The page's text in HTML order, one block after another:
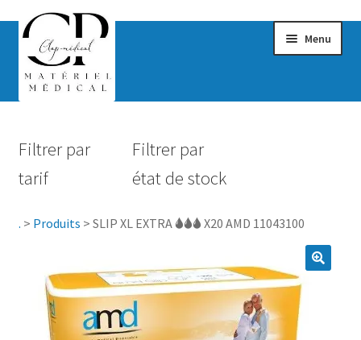
Menu
Hygiène
Maternité
Accessoires Salle de bain
Filtrer par
tarif
Filtrer par
état de stock
. > Produits > SLIP XL EXTRA 🌢🌢🌢 X20 AMD 11043100